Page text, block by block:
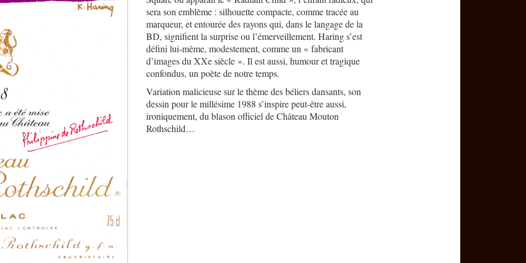
sera son emblème : silhouette compacte, comme tracée au
marqueur, et entourée des rayons qui, dans le langage de la
BD, signifient la surprise ou l’émerveillement. Haring s’est
défini lui-même, modestement, comme un « fabricant
d’images du XXe siècle ». Il est aussi, humour et tragique
confondus, un poète de notre temps.
Variation malicieuse sur le thème des béliers dansants, son
dessin pour le millésime 1988 s’inspire peut-être aussi,
ironiquement, du blason officiel de Château Mouton
Rothschild…